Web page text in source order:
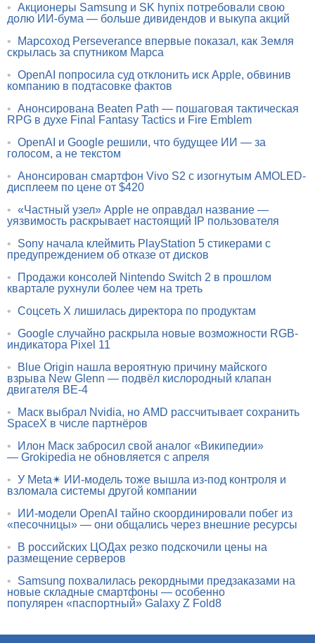
• Акционеры Samsung и SK hynix потребовали свою
долю ИИ-бума — больше дивидендов и выкупа акций
•
Марсоход Perseverance впервые показал, как Земля
скрылась за спутником Марса
• OpenAI попросила суд отклонить иск Apple, обвинив
компанию в подтасовке фактов
• Анонсирована Beaten Path — пошаговая тактическая
RPG в духе Final Fantasy Tactics и Fire Emblem
• OpenAI и Google решили, что будущее ИИ — за
голосом, а не текстом
• Анонсирован смартфон Vivo S2 с изогнутым AMOLED-
дисплеем по цене от $420
• «Частный узел» Apple не оправдал название —
уязвимость раскрывает настоящий IP пользователя
•
Sony начала клеймить PlayStation 5 стикерами с
предупреждением об отказе от дисков
•
Продажи консолей Nintendo Switch 2 в прошлом
квартале рухнули более чем на треть
• Соцсеть X лишилась директора по продуктам
• Google случайно раскрыла новые возможности RGB-
индикатора Pixel 11
•
Blue Origin нашла вероятную причину майского
взрыва New Glenn — подвёл кислородный клапан
двигателя BE-4
•
Маск выбрал Nvidia, но AMD рассчитывает сохранить
SpaceX в числе партнёров
•
Илон Маск забросил свой аналог «Википедии»
— Grokipedia не обновляется с апреля
• У Meta✴ ИИ-модель тоже вышла из-под контроля и
взломала системы другой компании
•
ИИ-модели OpenAI тайно скоординировали побег из
«песочницы» — они общались через внешние ресурсы
•
В российских ЦОДах резко подскочили цены на
размещение серверов
•
Samsung похвалилась рекордными предзаказами на
новые складные смартфоны — особенно
популярен «паспортный» Galaxy Z Fold8